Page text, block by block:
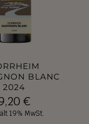
BLANC
2024
€
19% MwSt.